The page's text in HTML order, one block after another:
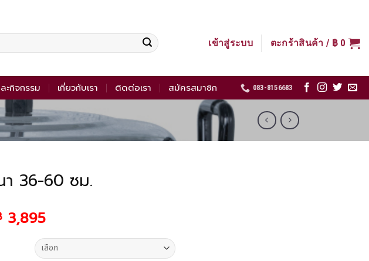
เข้าสู่ระบบ ตะกร้าสินค้า / ฿ 0
ะกิจกรรม เกี่ยวกับเรา ติดต่อเรา สมัครสมาชิก 083-8156683
36-60 ซม.
3,895